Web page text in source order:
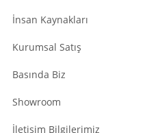
İnsan Kaynakları
Kurumsal Satış
Basında Biz
Showroom
İletişim Bilgilerimiz